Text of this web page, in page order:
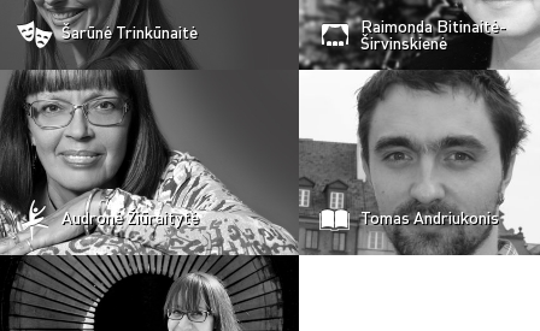
Šarūnė Trinkūnaitė Raimonda Bitinaitė-
Širvinskienė
Audronė Žiūraitytė Tomas Andriukonis